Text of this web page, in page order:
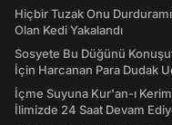
Hiçbir Tuzak Onu
Olan Kedi Yakalandı
Sosyete Bu Düğünü
İçin Harcanan Para Dudak
İçme Suyuna Kur'an-ı Kerim
İlimizde 24 Saat Devam